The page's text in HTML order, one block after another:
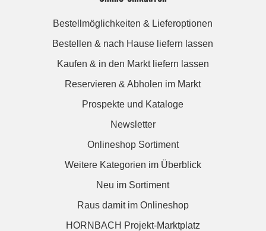
Bestellmöglichkeiten & Lieferoptionen
Bestellen & nach Hause liefern lassen
Kaufen & in den Markt liefern lassen
Reservieren & Abholen im Markt
Prospekte und Kataloge
Newsletter
Onlineshop Sortiment
Weitere Kategorien im Überblick
Neu im Sortiment
Raus damit im Onlineshop
HORNBACH Projekt-Marktplatz